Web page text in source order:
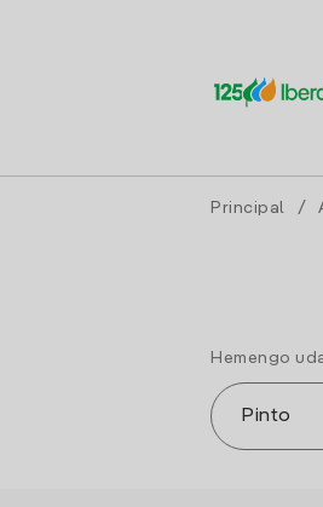
Principal /
Hemengo